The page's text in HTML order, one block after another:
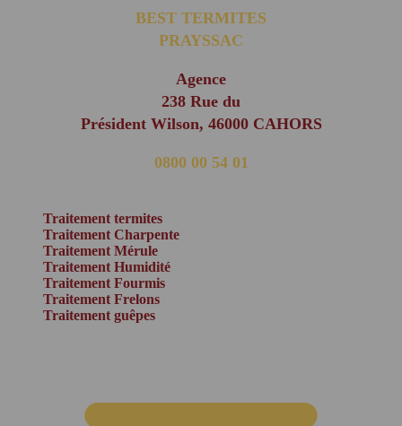
BEST TERMITES
PRAYSSAC
Agence
238 Rue du
Président Wilson, 46000 CAHORS
0800 00 54 01
Traitement termites
Traitement Charpente
Traitement Mérule
Traitement Humidité
Traitement Fourmis
Traitement Frelons
Traitement guêpes